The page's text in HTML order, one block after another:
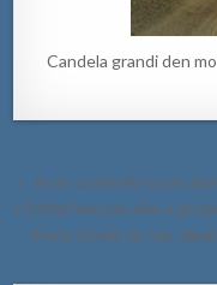
Candela grandi den
Post
navigation
← Auto coriendo basta
y bolter bay cay den e
Shely ta bek na cas,